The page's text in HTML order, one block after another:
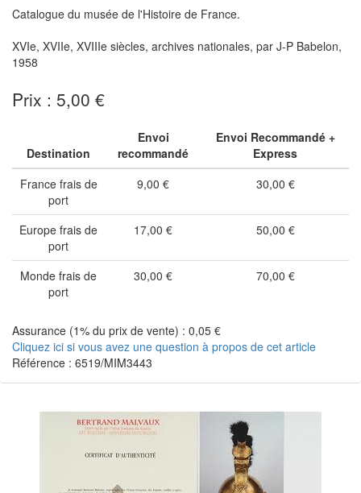
Catalogue du musée de l'Histoire de France.
XVIe, XVIIe, XVIIIe siècles, archives nationales, par J-P Babelon,
1958
Prix : 5,00 €
Destination
Envoi
recommandé
Envoi Recommandé +
Express
France frais de
port
9,00 € 30,00 €
Europe frais de
port
17,00 € 50,00 €
Monde frais de
port
30,00 € 70,00 €
Assurance (1% du prix de vente) : 0,05 €
Cliquez ici si vous avez une question à propos de cet article
Référence : 6519/MIM3443